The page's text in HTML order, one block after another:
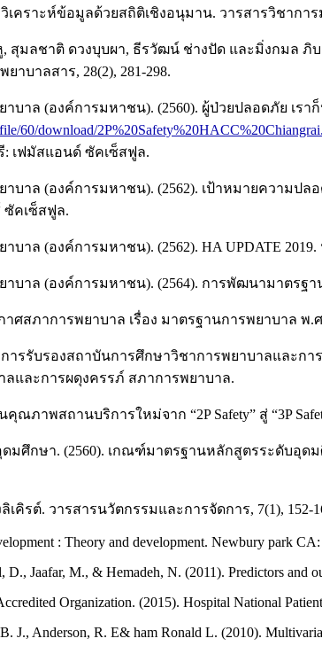
เคราะห์ข้อมูลด้วยสถิติเชิงอนุมาน. วารสารวิชากา
, สุมลชาติ ดวงบุบผา, ธีรวัฒน์ ช่างปัด และมิ่งกมล
บาลสาร, 28(2), 281-298.
าล (องค์การมหาชน). (2560). ผู้ป่วยปลอดภัย เราก็
60/download/
: เฟมัสแอนด์ ซัคเซ็สฟูล.
ล (องค์การมหาชน). (2562). เป้าหมายความปลอด
ซัคเซ็สฟูล.
าล (องค์การมหาชน). (2562). HA UPDATE
บาล (องค์การมหาชน). (2564). การพัฒนามาตรฐ
าศสภาการพยาบาล เรื่อง มาตรฐานการพยาบาล พ.
การรับรองสถาบันการศึกษาวิชาการพยาบาลและ
และการผดุงครรภ์ สภาการพยาบาล.
คุณภาพสถานบริการใหม่จาก “2P Safety” สู่ “3P
ศึกษา. (2560). เกณฑ์มาตรฐานหลักสูตรระดับอุด
เคิรต์. วารสารนวัตกรรมและการจัดการ, 7(1), 152-
: Theory and development. Newbury park CA:
D., Jaafar, M., & Hemadeh, N. (2011). Predictors and
Organization. (2015). Hospital National
J., Anderson, R. E& ham Ronald L. (2010).